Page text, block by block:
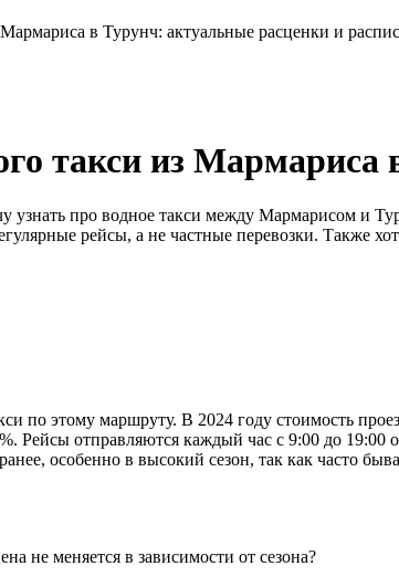
в Турунч: актуальные расценки и
такси из Мармариса
про водное такси между Мармарисом и
рейсы, а не частные перевозки. Также
по этому маршруту. В 2024 году стоимость
Рейсы отправляются каждый час с 9:00 до
особенно в высокий сезон, так как часто
не меняется в зависимости от сезона?